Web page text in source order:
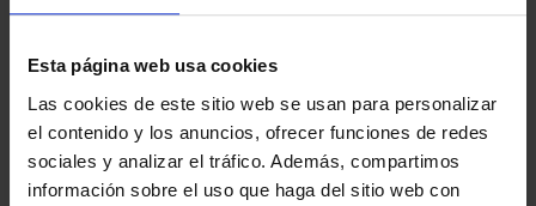
Esta página web usa cookies
Las cookies de este sitio web se usan para personalizar
el contenido y los anuncios, ofrecer funciones de redes
sociales y analizar el tráfico. Además, compartimos
información sobre el uso que haga del sitio web con
ORDENAR POR: